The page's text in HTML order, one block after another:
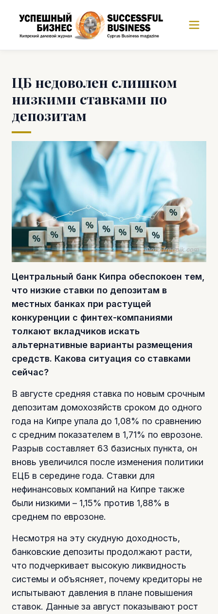
ЦБ недоволен слишком
низкими ставками по
депозитам
Фото freepik.com
Центральный банк Кипра обеспокоен тем,
что низкие ставки по депозитам в
местных банках при растущей
конкуренции с финтех-компаниями
толкают вкладчиков искать
альтернативные варианты размещения
средств. Какова ситуация со ставками
сейчас?
В августе средняя ставка по новым срочным
депозитам домохозяйств сроком до одного
года на Кипре упала до 1,08% по сравнению
с средним показателем в 1,71% по еврозоне.
Разрыв составляет 63 базисных пункта, он
вновь увеличился после изменения политики
ЕЦБ в середине года. Ставки для
нефинансовых компаний на Кипре также
были низкими – 1,15% против 1,88% в
среднем по еврозоне.
Несмотря на эту скудную доходность,
банковские депозиты продолжают расти,
что подчеркивает высокую ликвидность
системы и объясняет, почему кредиторы не
испытывают давления в плане повышения
ставок. Данные за август показывают рост